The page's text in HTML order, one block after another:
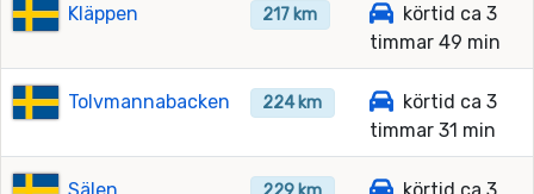
Kläppen 217 km
körtid ca 3
timmar 49 min
Tolvmannabacken 224 km
körtid ca 3
timmar 31 min
Sälen körtid ca 3